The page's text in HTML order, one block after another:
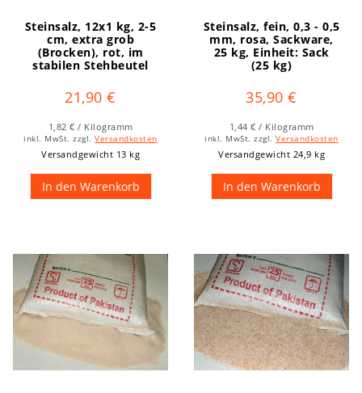
Steinsalz, 12x1 kg, 2-5
cm, extra grob
(Brocken), rot, im
stabilen Stehbeutel
21,90 €
1,82 € / Kilogramm
inkl. MwSt. zzgl.Versandkosten
Versandgewicht 13 kg
In den Warenkorb
Steinsalz, fein, 0,3 - 0,5
mm, rosa, Sackware,
25 kg, Einheit: Sack
(25 kg)
35,90 €
1,44 € / Kilogramm
inkl. MwSt. zzgl.Versandkosten
Versandgewicht 24,9 kg
In den Warenkorb